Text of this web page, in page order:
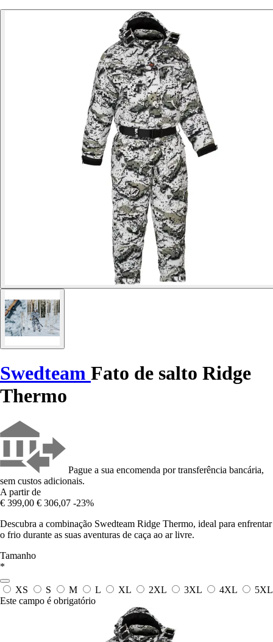
Swedteam Fato de salto Ridge
Thermo
Pague a sua encomenda por transferência bancária,
sem custos adicionais.
A partir de
€ 399,00 € 306,07 -23%
Descubra a combinação Swedteam Ridge Thermo, ideal para enfrentar
o frio durante as suas aventuras de caça ao ar livre.
Tamanho
*
XS S M L XL 2XL 3XL 4XL
5XL
Este campo é obrigatório